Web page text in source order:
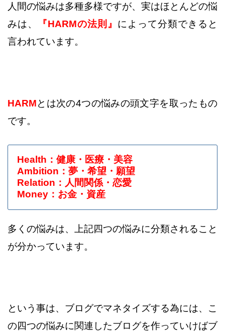
人間の悩みは多種多様ですが、実はほとんどの悩
みは、
『HARMの法則』 によって分類できると
言われています。
HARMとは次の4つの悩みの頭文字を取ったもの
です。
Health：健康・医療・美容
Ambition：夢・希望・願望
Relation：人間関係・恋愛
Money：お金・資産
多くの悩みは、上記四つの悩みに分類されること
が分かっています。
という事は、ブログでマネタイズする為には、こ
の四つの悩みに関連したブログを作っていけばブ